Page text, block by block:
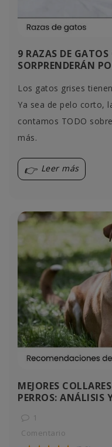
9 RAZAS DE GATOS
SORPRENDERÁN
Los gatos grises
Ya sea de pelo corto,
contamos TODO
más.
Leer más
MEJORES
PERROS: ANÁLISIS
1
Comentario